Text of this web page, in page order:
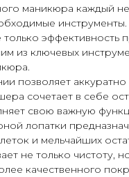
маникюра каждый
только эффективность
из ключевых
позволяет аккуратно
сочетает в себе
свою важную
лопатки
и мельчайших
не только чистоту,
качественного